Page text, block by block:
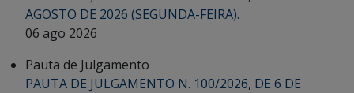
AGOSTO DE 2026 (SEGUNDA-FEIRA).
06 ago 2026
Pauta de Julgamento
PAUTA DE JULGAMENTO N. 100/2026, DE 6 DE